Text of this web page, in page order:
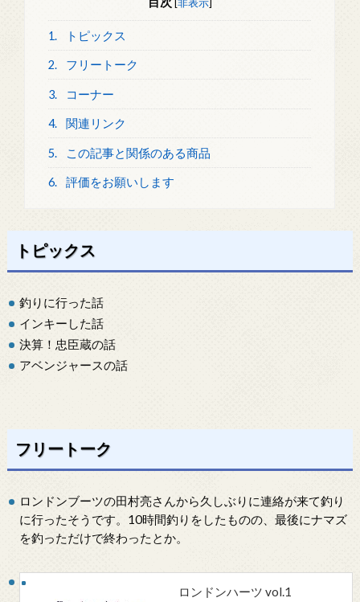
1. トピックス
2. フリートーク
3. コーナー
4. 関連リンク
5. この記事と関係のある商品
6. 評価をお願いします
トピックス
釣りに行った話
インキーした話
決算！忠臣蔵の話
アベンジャースの話
フリートーク
ロンドンブーツの田村亮さんから久しぶりに連絡が来て釣り
に行ったそうです。10時間釣りをしたものの、最後にナマズ
を釣っただけで終わったとか。
ロンドンハーツ vol.1